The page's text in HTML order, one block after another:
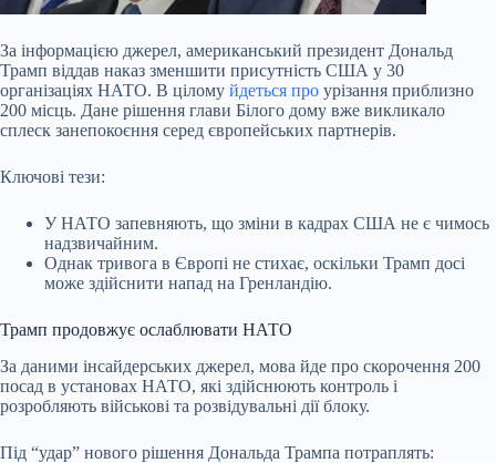
За інформацією джерел, американський президент Дональд
Трамп віддав наказ зменшити присутність США у 30
організаціях НАТО. В цілому йдеться про урізання приблизно
200 місць. Дане рішення глави Білого дому вже викликало
сплеск занепокоєння серед європейських партнерів.
Ключові тези:
У НАТО запевняють, що зміни в кадрах США не є чимось
надзвичайним.
Однак тривога в Європі не стихає, оскільки Трамп досі
може здійснити напад на Гренландію.
Трамп продовжує ослаблювати НАТО
За даними інсайдерських джерел, мова йде про скорочення 200
посад в установах НАТО, які здійснюють контроль і
розробляють військові та розвідувальні дії блоку.
Під “удар” нового рішення Дональда Трампа потраплять: